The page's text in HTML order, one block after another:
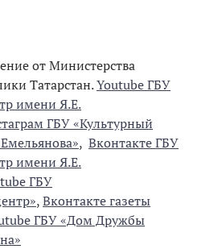
от Министерства
Татарстан.Youtube ГБУ
имени Я.Е.
ГБУ «Культурный
, Вконтакте ГБУ
имени Я.Е.
ГБУ
,Вконтакте газеты
ГБУ «Дом Дружбы